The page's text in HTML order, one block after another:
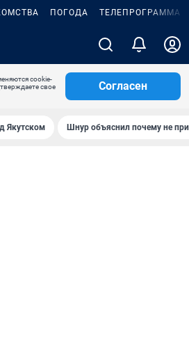
ПОГОДА ТЕЛЕПРОГРАММА
cookie-
свое
Согласен
Якутском Шнур объяснил почему не